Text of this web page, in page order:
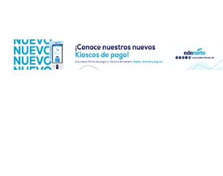
Tasa del dólar jueves 06 de agosto de 2026